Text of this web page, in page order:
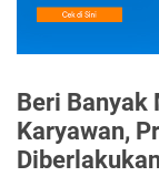
Beri Banyak
Karyawan,